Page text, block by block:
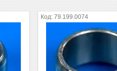
79.199.0074